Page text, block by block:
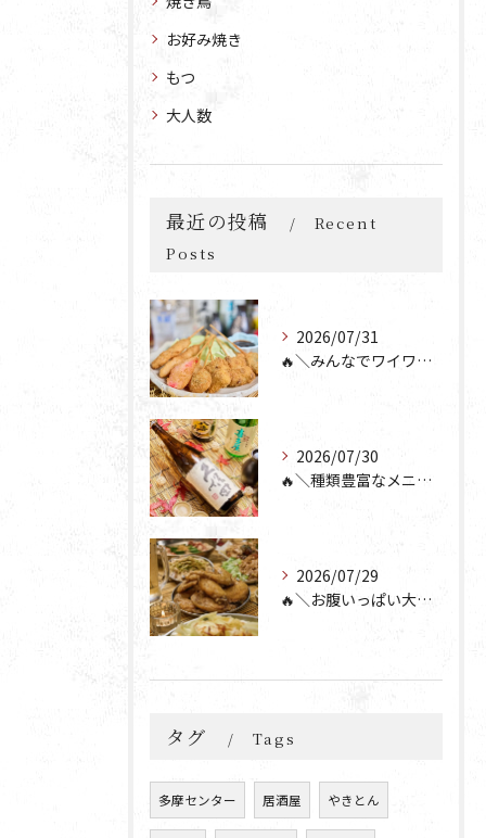
お好み焼き
もつ
大人数
最近の投稿
Recent
Posts
2026/07/31
🔥＼みんなでワイワイ楽しもう🎉／🔥
2026/07/30
🔥＼種類豊富なメニュー！／🔥
2026/07/29
🔥＼お腹いっぱい大満足💯／🔥
タグ Tags
多摩センター 居酒屋 やきとん